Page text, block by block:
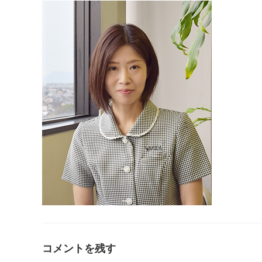
コメントを残す